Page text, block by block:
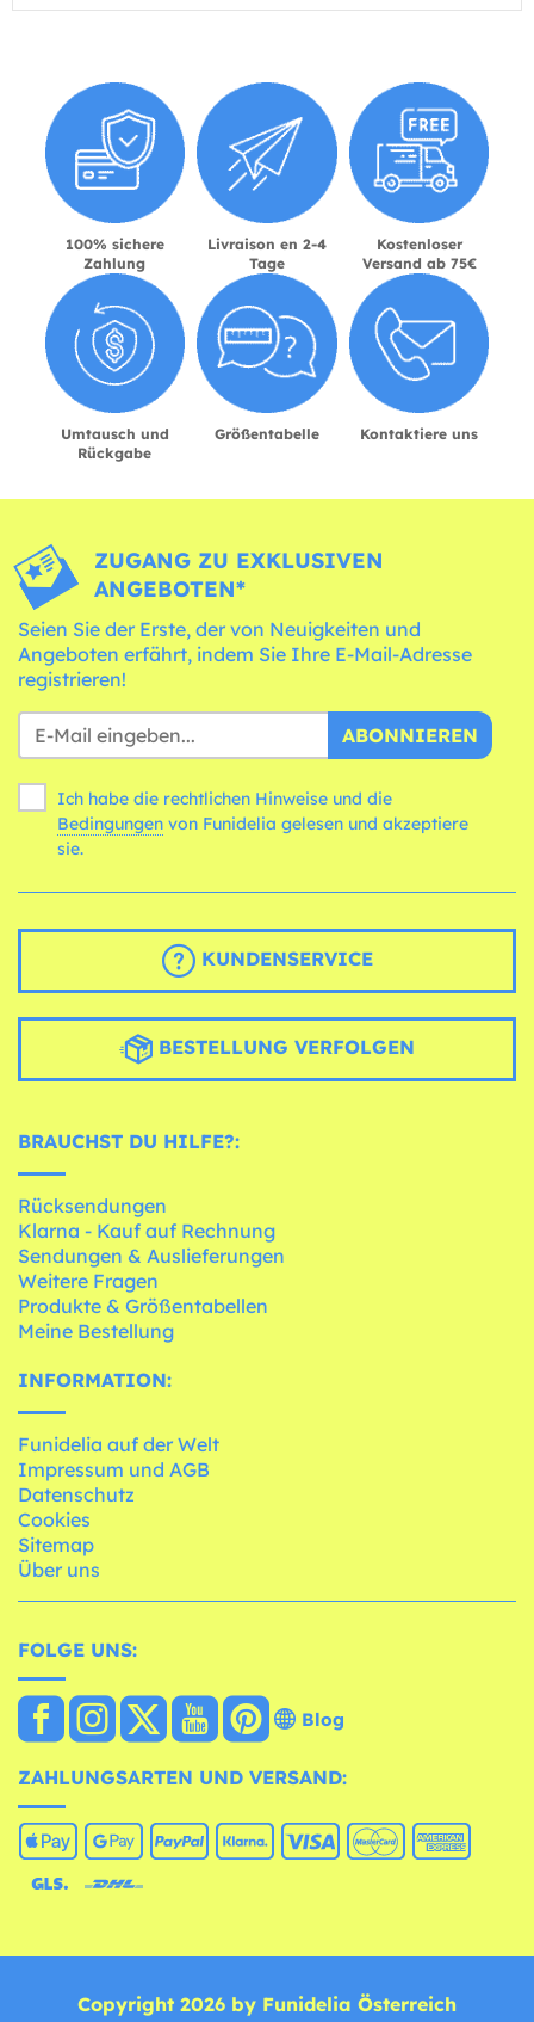
100% sichere
Zahlung
Livraison en 2-4
Tage
Kostenloser
Versand ab 75€
Umtausch und
Rückgabe
Größentabelle Kontaktiere uns
ZUGANG ZU EXKLUSIVEN
ANGEBOTEN*
Seien Sie der Erste, der von Neuigkeiten und
Angeboten erfährt, indem Sie Ihre E-Mail-Adresse
registrieren!
ABONNIEREN
Ich habe die rechtlichen Hinweise und die
Bedingungen
sie.
KUNDENSERVICE
BESTELLUNG VERFOLGEN
BRAUCHST DU HILFE?:
Rücksendungen
Klarna - Kauf auf Rechnung
Sendungen & Auslieferungen
Weitere Fragen
Produkte & Größentabellen
Meine Bestellung
INFORMATION:
Funidelia auf der Welt
Impressum und AGB
Datenschutz
Cookies
Sitemap
Über uns
FOLGE UNS:
Blog
ZAHLUNGSARTEN UND VERSAND:
Copyright 2026 by Funidelia Österreich